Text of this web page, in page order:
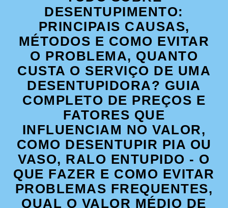
DESENTUPIMENTO:
PRINCIPAIS CAUSAS,
MÉTODOS E COMO EVITAR
O PROBLEMA, QUANTO
CUSTA O SERVIÇO DE UMA
DESENTUPIDORA? GUIA
COMPLETO DE PREÇOS E
FATORES QUE
INFLUENCIAM NO VALOR,
COMO DESENTUPIR PIA OU
VASO, RALO ENTUPIDO - O
QUE FAZER E COMO EVITAR
PROBLEMAS FREQUENTES,
QUAL O VALOR MÉDIO DE